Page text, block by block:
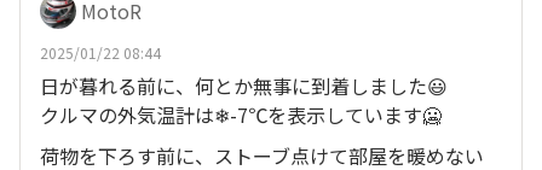
MotoR
2025/01/22 08:44
日が暮れる前に、何とか無事に到着しました😃
クルマの外気温計は❄-7℃を表示しています🥶
荷物を下ろす前に、ストーブ点けて部屋を暖めない